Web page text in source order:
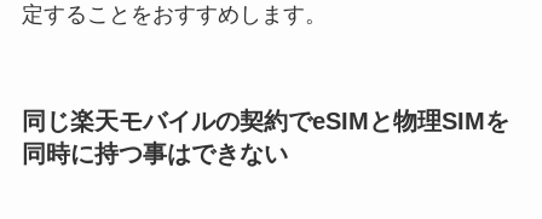
定することをおすすめします。
同じ楽天モバイルの契約でeSIMと物理SIMを
同時に持つ事はできない